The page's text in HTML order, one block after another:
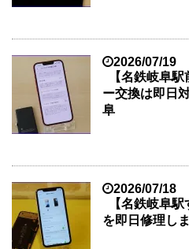
2026/07/19
【名鉄岐阜
ー交換は即日
阜
2026/07/18
【名鉄岐阜
を即日修理しま